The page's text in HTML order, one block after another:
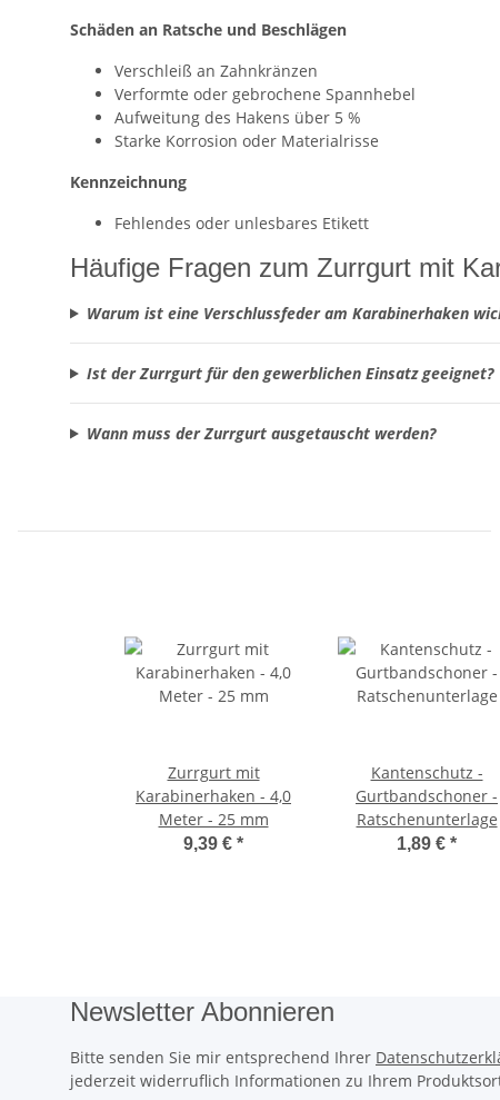
Schäden an Ratsche und Beschlägen
Verschleiß an Zahnkränzen
Verformte oder gebrochene Spannhebel
Aufweitung des Hakens über 5 %
Starke Korrosion oder Materialrisse
Kennzeichnung
Fehlendes oder unlesbares Etikett
Häufige Fragen zum Zurrgurt mit
Warum ist eine Verschlussfeder am Karabinerhaken
Ist der Zurrgurt für den gewerblichen Einsatz geeignet?
Wann muss der Zurrgurt ausgetauscht werden?
Zurrgurt mit
Karabinerhaken - 4,0
Meter - 25 mm
9,39 € *
Kantenschutz -
Gurtbandschoner -
Ratschenunterlage
1,89 € *
Newsletter Abonnieren
Bitte senden Sie mir entsprechend Ihrer
jederzeit widerruflich Informationen zu Ihrem